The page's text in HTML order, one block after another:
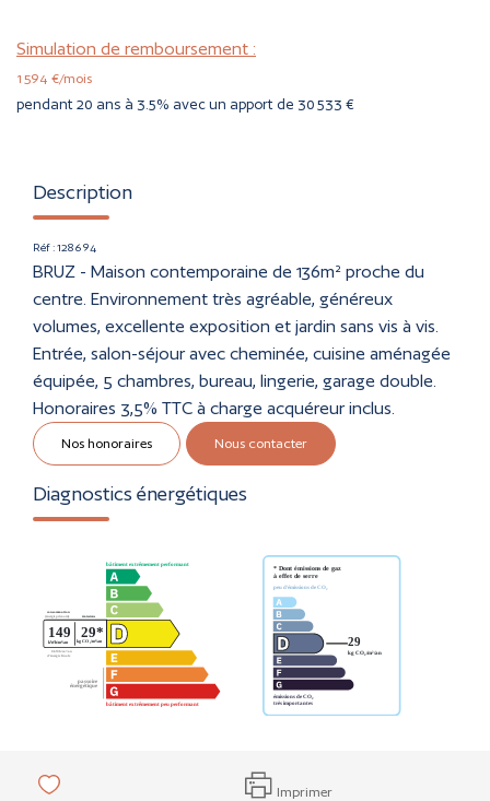
ESTIMER
Simulation de remboursement :
1 594 €/mois
pendant 20 ans à 3.5% avec un apport de 30 533 €
Description
Réf : 128694
BRUZ - Maison contemporaine de 136m² proche du
centre. Environnement très agréable, généreux
volumes, excellente exposition et jardin sans vis à vis.
Entrée, salon-séjour avec cheminée, cuisine aménagée
équipée, 5 chambres, bureau, lingerie, garage double.
Honoraires 3,5% TTC à charge acquéreur inclus.
Nos honoraires Nous contacter
Diagnostics énergétiques
Imprimer